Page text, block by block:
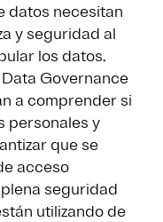
datos necesitan
y seguridad al
los datos.
Governance
a comprender si
personales y
que se
acceso
seguridad
utilizando de